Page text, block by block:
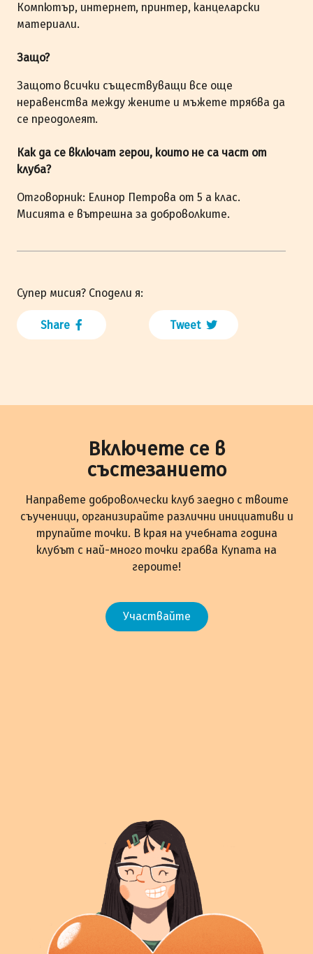
Компютър, интернет, принтер, канцеларски
материали.
Защо?
Защото всички съществуващи все още
неравенства между жените и мъжете трябва да
се преодолеят.
Как да се включат герои, които не са част от
клуба?
Отговорник: Елинор Петрова от 5 а клас.
Мисията е вътрешна за доброволките.
Супер мисия? Сподели я:
Share Tweet
Включете се в
състезанието
Направете доброволчески клуб заедно с твоите
съученици, организирайте различни инициативи и
трупайте точки. В края на учебната година
клубът с най-много точки грабва Купата на
героите!
Участвайте